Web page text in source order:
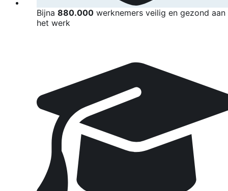
Bijna 880.000 werknemers veilig en gezond aan
het werk